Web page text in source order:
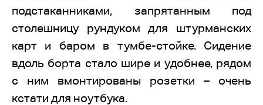
подстаканниками, запрятанным под
столешницу рундуком для штурманских
карт и баром в тумбе-стойке. Сидение
вдоль борта стало шире и удобнее, рядом
с ним вмонтированы розетки – очень
кстати для ноутбука.